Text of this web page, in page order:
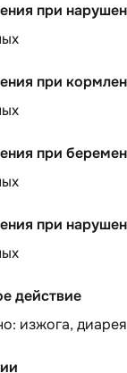
при
при
при
при
действие
изжога,